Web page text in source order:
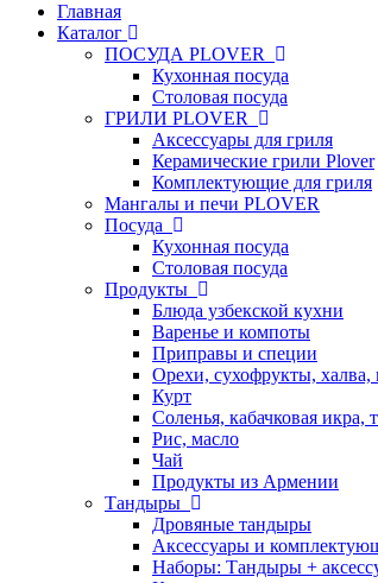
Главная
Каталог
ПОСУДА PLOVER
Кухонная посуда
Столовая посуда
ГРИЛИ PLOVER
Аксессуары для гриля
Керамические грили Plover
Комплектующие для гриля
Мангалы и печи PLOVER
Посуда
Кухонная посуда
Столовая посуда
Продукты
Блюда узбекской кухни
Варенье и компоты
Приправы и специи
Орехи, сухофрукты, халва,
Курт
Соленья, кабачковая икра,
Рис, масло
Чай
Продукты из Армении
Тандыры
Дровяные тандыры
Аксессуары и
Наборы: Тандыры +